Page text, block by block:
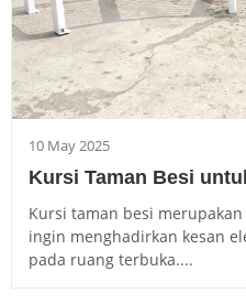
10 May 2025
Kursi Taman Besi
Kursi taman besi
ingin menghadirkan kesan
pada ruang terbuka....